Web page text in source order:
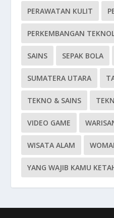
PERAWATAN KULIT
PERKEMBANGAN
SAINS SEPAK BOLA
SUMATERA UTARA
TEKNO & SAINS
VIDEO GAME
WISATA ALAM
YANG WAJIB KAMU